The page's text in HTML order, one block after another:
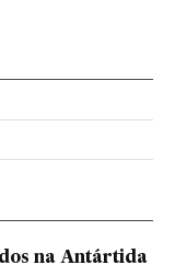
na Antártida